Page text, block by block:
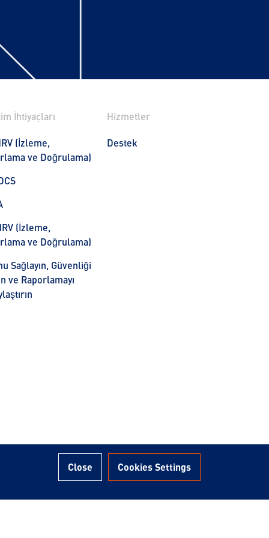
İhtiyaçları
(İzleme,
ve Doğrulama)
(İzleme,
ve Doğrulama)
Sağlayın, Güvenliği
ve Raporlamayı
Hizmetler
Destek
Cookies Settings
Close